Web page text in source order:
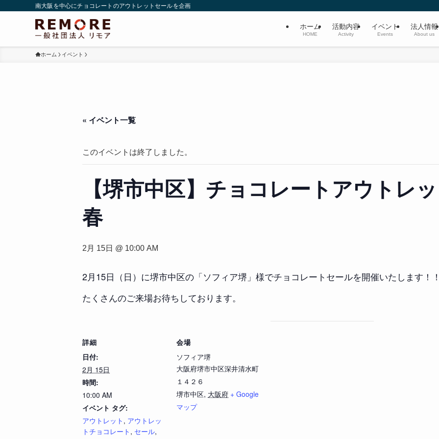
南大阪を中心にチョコレートのアウトレットセールを企画
ホーム
HOME
活動内容
Activity
イベント
Events
法人情報
About us
ホーム イベント
« イベント一覧
このイベントは終了しました。
【堺市中区】チョコレートアウトレ
春
2月 15日 @ 10:00 AM
2月15日（日）に堺市中区の「ソフィア堺」様でチョコレートセールを開催いたします！！
たくさんのご来場お待ちしております。
詳細
日付:
2月 15日
時間:
10:00 AM
イベント タグ:
アウトレット , アウトレッ
トチョコレート , セール,
会場
ソフィア堺
大阪府堺市中区深井清水町
１４２６
堺市中区, 大阪府 + Google
マップ